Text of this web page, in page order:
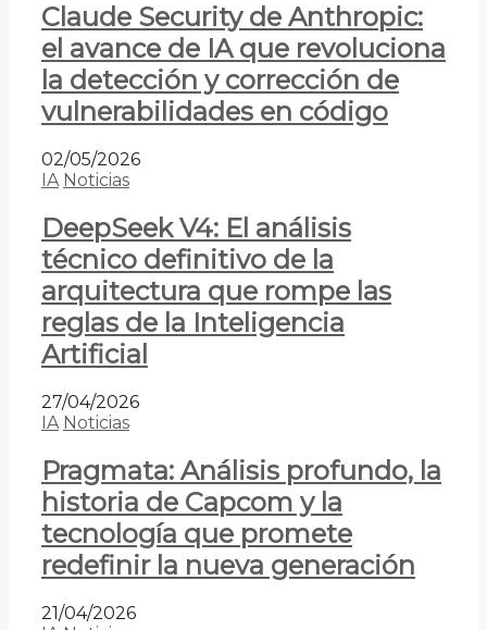
Claude Security de Anthropic:
el avance de IA que revoluciona
la detección y corrección de
vulnerabilidades en código
02/05/2026
IA Noticias
DeepSeek V4: El análisis
técnico definitivo de la
arquitectura que rompe las
reglas de la Inteligencia
Artificial
27/04/2026
IA Noticias
Pragmata: Análisis profundo, la
historia de Capcom y la
tecnología que promete
redefinir la nueva generación
21/04/2026